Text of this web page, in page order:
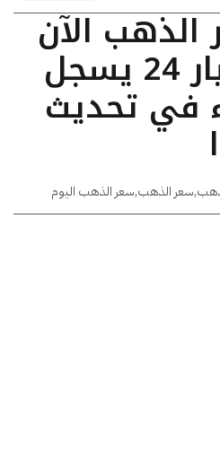
الذهب الآن
في مصر: عيار 24 يسجل
في تحديث
,سعر الذهب,سعر الذهب اليوم